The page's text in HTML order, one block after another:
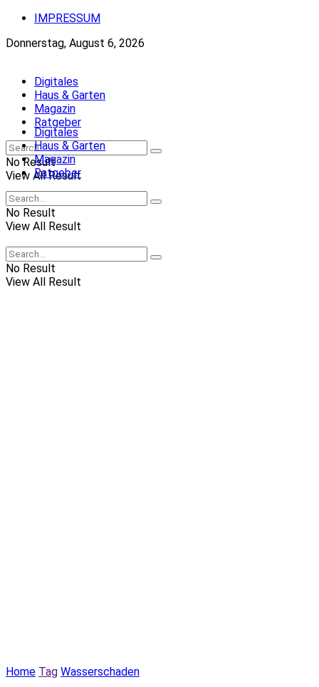
IMPRESSUM
Donnerstag, August 6, 2026
Digitales
Haus & Garten
Magazin
Ratgeber
No Result
View All Result
Digitales
Haus & Garten
Magazin
Ratgeber
No Result
View All Result
No Result
View All Result
Home Tag Wasserschaden